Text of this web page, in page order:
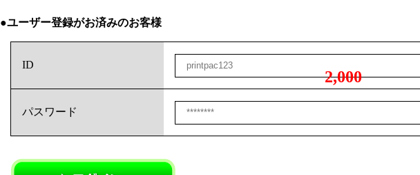
●ユーザー登録がお済みのお客様
ID
パスワード
2,000